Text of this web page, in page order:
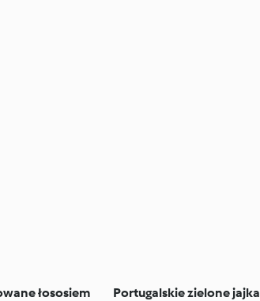
łososiem Portugalskie zielone jajka